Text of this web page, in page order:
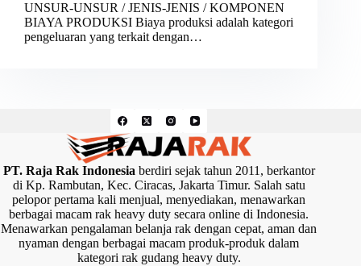
UNSUR-UNSUR / JENIS-JENIS / KOMPONEN
BIAYA PRODUKSI Biaya produksi adalah kategori
pengeluaran yang terkait dengan…
PT. Raja Rak Indonesiaberdiri sejak tahun 2011, berkantor
di Kp. Rambutan, Kec. Ciracas, Jakarta Timur. Salah satu
pelopor pertama kali menjual, menyediakan, menawarkan
berbagai macam rak heavy duty secara online di Indonesia.
Menawarkan pengalaman belanja rak dengan cepat, aman dan
nyaman dengan berbagai macam produk-produk dalam
kategori rak gudang heavy duty.